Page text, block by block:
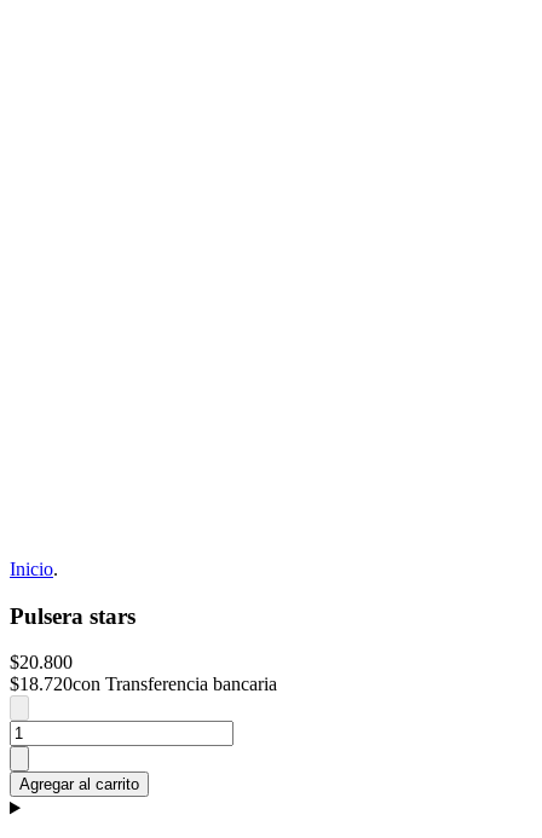
Inicio.
Pulsera stars
$20.800
$18.720con Transferencia bancaria
Agregar al carrito